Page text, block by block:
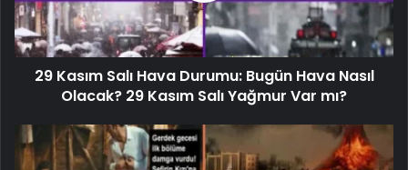
29 Kasım Salı Hava Durumu: Bugün Hava Nasıl
Olacak? 29 Kasım Salı Yağmur Var mı?